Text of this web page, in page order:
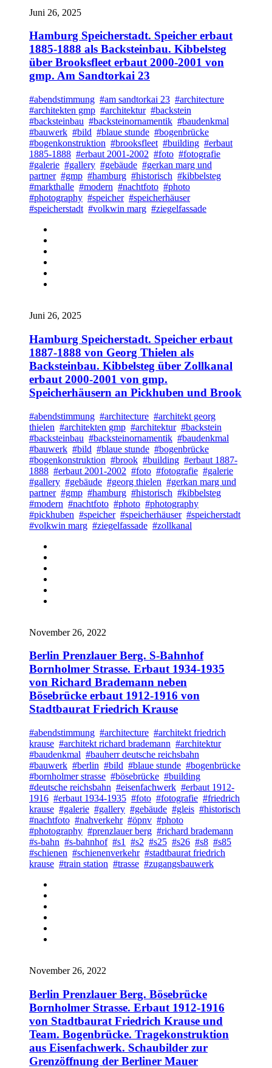
Juni 26, 2025
Hamburg Speicherstadt. Speicher erbaut
1885-1888 als Backsteinbau. Kibbelsteg
über Brooksfleet erbaut 2000-2001 von
gmp. Am Sandtorkai 23
#abendstimmung #am sandtorkai 23 #architecture
#architekten gmp #architektur #backstein
#backsteinbau #backsteinornamentik #baudenkmal
#bauwerk #bild #blaue stunde #bogenbrücke
#bogenkonstruktion #brooksfleet #building #erbaut
1885-1888 #erbaut 2001-2002 #foto #fotografie
#galerie #gallery #gebäude #gerkan marg und
partner #gmp #hamburg #historisch #kibbelsteg
#markthalle #modern #nachtfoto #photo
#photography #speicher #speicherhäuser
#speicherstadt #volkwin marg #ziegelfassade
Juni 26, 2025
Hamburg Speicherstadt. Speicher erbaut
1887-1888 von Georg Thielen als
Backsteinbau. Kibbelsteg über Zollkanal
erbaut 2000-2001 von gmp.
Speicherhäusern an Pickhuben und Brook
#abendstimmung #architecture #architekt georg
thielen #architekten gmp #architektur #backstein
#backsteinbau #backsteinornamentik #baudenkmal
#bauwerk #bild #blaue stunde #bogenbrücke
#bogenkonstruktion #brook #building #erbaut 1887-
1888 #erbaut 2001-2002 #foto #fotografie #galerie
#gallery #gebäude #georg thielen #gerkan marg und
partner #gmp #hamburg #historisch #kibbelsteg
#modern #nachtfoto #photo #photography
#pickhuben #speicher #speicherhäuser #speicherstadt
#volkwin marg #ziegelfassade #zollkanal
November 26, 2022
Berlin Prenzlauer Berg. S-Bahnhof
Bornholmer Strasse. Erbaut 1934-1935
von Richard Brademann neben
Bösebrücke erbaut 1912-1916 von
Stadtbaurat Friedrich Krause
#abendstimmung #architecture #architekt friedrich
krause #architekt richard brademann #architektur
#baudenkmal #bauherr deutsche reichsbahn
#bauwerk #berlin #bild #blaue stunde #bogenbrücke
#bornholmer strasse #bösebrücke #building
#deutsche reichsbahn #eisenfachwerk #erbaut 1912-
1916 #erbaut 1934-1935 #foto #fotografie #friedrich
krause #galerie #gallery #gebäude #gleis #historisch
#nachtfoto #nahverkehr #öpnv #photo
#photography #prenzlauer berg #richard brademann
#s-bahn #s-bahnhof #s1 #s2 #s25 #s26 #s8 #s85
#schienen #schienenverkehr #stadtbaurat friedrich
krause #train station #trasse #zugangsbauwerk
November 26, 2022
Berlin Prenzlauer Berg. Bösebrücke
Bornholmer Strasse. Erbaut 1912-1916
von Stadtbaurat Friedrich Krause und
Team. Bogenbrücke. Tragekonstruktion
aus Eisenfachwerk. Schaubilder zur
Grenzöffnung der Berliner Mauer